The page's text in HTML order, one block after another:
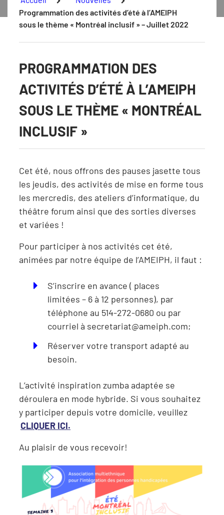
Programmation des activités d’été à l’AMEIPH
sous le thème « Montréal inclusif » – Juillet 2022
PROGRAMMATION DES
ACTIVITÉS D’ÉTÉ À L’AMEIPH
SOUS LE THÈME « MONTRÉAL
INCLUSIF »
Cet été, nous offrons des pauses jasette tous
les jeudis, des activités de mise en forme tous
les mercredis, des ateliers d’informatique, du
théâtre forum ainsi que des sorties diverses
et variées !
Pour participer à nos activités cet été,
animées par notre équipe de l’AMEIPH, il faut :
S’inscrire en avance ( places
limitées – 6 à 12 personnes), par
téléphone au 514-272-0680 ou par
courriel à secretariat@ameiph.com;
Réserver votre transport adapté au
besoin.
L’activité inspiration zumba adaptée se
déroulera en mode hybride. Si vous souhaitez
y participer depuis votre domicile, veuillez
CLIQUER ICI.
Au plaisir de vous recevoir!